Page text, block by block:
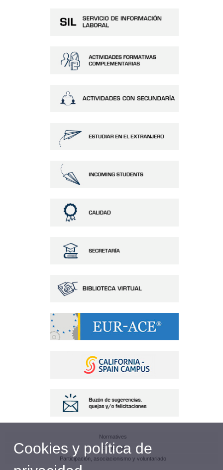
Normatives
ETSE-UV
Participación, asociacionismo y voluntariado
Cookies y política de